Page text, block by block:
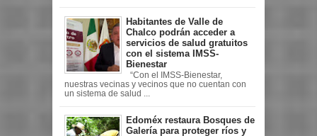
Habitantes de Valle de
Chalco podrán acceder a
servicios de salud gratuitos
con el sistema IMSS-
Bienestar
“Con el IMSS-Bienestar,
nuestras vecinas y vecinos que no cuentan con
un sistema de salud ...
Edoméx restaura Bosques de
Galería para proteger ríos y